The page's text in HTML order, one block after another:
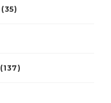
(35)
(137)